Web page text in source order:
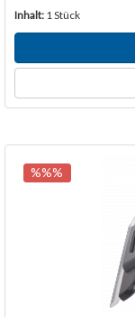
Inhalt: 1 Stück
%%%